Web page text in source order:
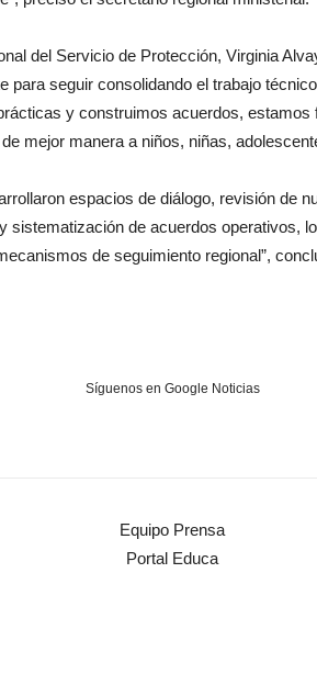
del Servicio de Protección, Virginia
para seguir consolidando el trabajo
y construimos acuerdos, estamos
mejor manera a niños, niñas,
espacios de diálogo, revisión de
sistematización de acuerdos operativos,
de seguimiento regional”,
Síguenos en Google Noticias
Equipo Prensa
Portal Educa